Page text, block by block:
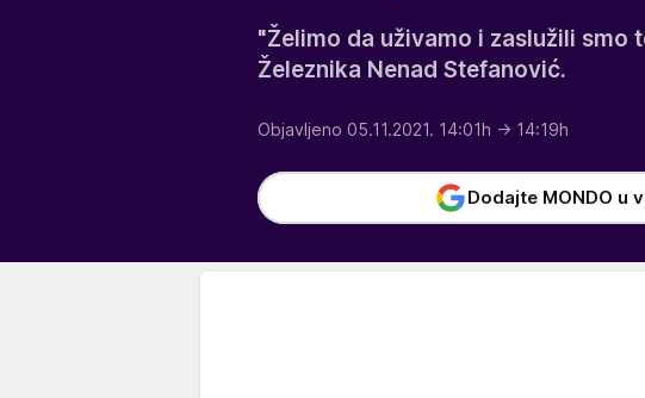
"Želimo da uživamo i zaslužili smo
Železnika Nenad Stefanović.
Objavljeno 05.11.2021. 14:01h → 14:19h
Dodajte MONDO u